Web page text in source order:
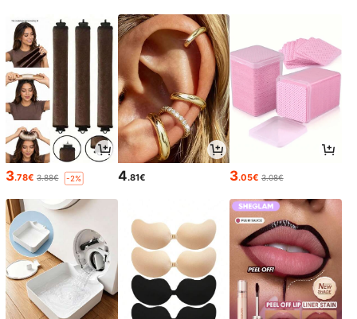
3.78€ 3.88€ -2% 4.81€ 3.05€ 3.08€